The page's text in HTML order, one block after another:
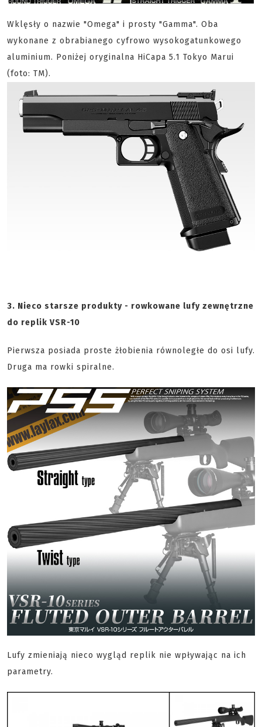
Wklęsły o nazwie "Omega" i prosty "Gamma". Oba
wykonane z obrabianego cyfrowo wysokogatunkowego
aluminium. Poniżej oryginalna HiCapa 5.1 Tokyo Marui
(foto: TM).
3. Nieco starsze produkty - rowkowane lufy zewnętrzne
do replik VSR-10
Pierwsza posiada proste żłobienia równoległe do osi lufy.
Druga ma rowki spiralne.
Lufy zmieniają nieco wygląd replik nie wpływając na ich
parametry.